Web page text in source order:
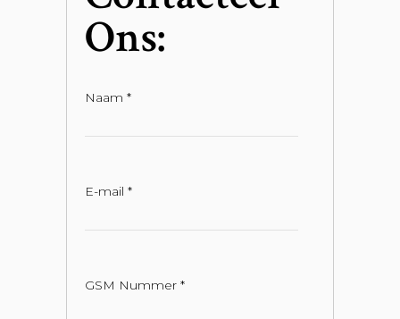
Ons:
Naam *
E-mail *
GSM Nummer *